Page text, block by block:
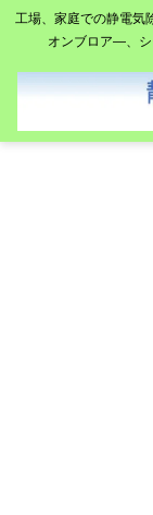
工場、家庭での静電気
オンブロア―、シ